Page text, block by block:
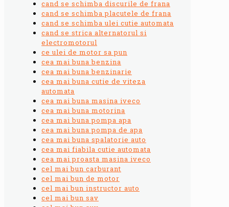
cand se schimba discurile de frana
cand se schimba placutele de frana
cand se schimba ulei cutie automata
cand se strica alternatorul si
electromotorul
ce ulei de motor sa pun
cea mai buna benzina
cea mai buna benzinarie
cea mai buna cutie de viteza
automata
cea mai buna masina iveco
cea mai buna motorina
cea mai buna pompa apa
cea mai buna pompa de apa
cea mai buna spalatorie auto
cea mai fiabila cutie automata
cea mai proasta masina iveco
cel mai bun carburant
cel mai bun de motor
cel mai bun instructor auto
cel mai bun sav